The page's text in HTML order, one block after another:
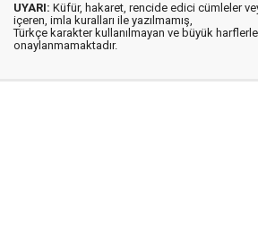
UYARI: Küfür, hakaret, rencide edici cümleler
içeren, imla kuralları ile yazılmamış,
Türkçe karakter kullanılmayan ve büyük
onaylanmamaktadır.